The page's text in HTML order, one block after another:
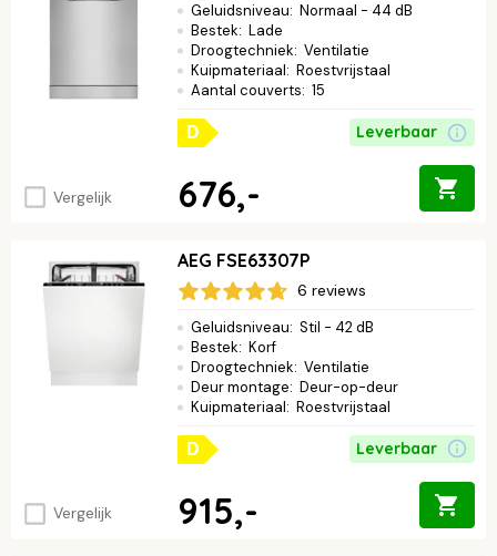
Vergelijk
Geluidsniveau: Normaal - 44 dB
Bestek: Lade
Droogtechniek: Ventilatie
Kuipmateriaal: Roestvrijstaal
Aantal couverts: 15
D Leverbaar
676,-
Vergelijk
AEG FSE63307P
6 reviews
Geluidsniveau: Stil - 42 dB
Bestek: Korf
Droogtechniek: Ventilatie
Deur montage: Deur-op-deur
Kuipmateriaal: Roestvrijstaal
D Leverbaar
915,-